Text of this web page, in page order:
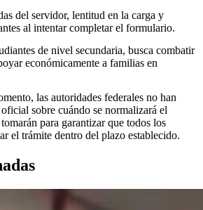
del servidor, lentitud en la carga y
al intentar completar el formulario.
de nivel secundaria, busca combatir
económicamente a familias en
las autoridades federales no han
sobre cuándo se normalizará el
para garantizar que todos los
el trámite dentro del plazo establecido.